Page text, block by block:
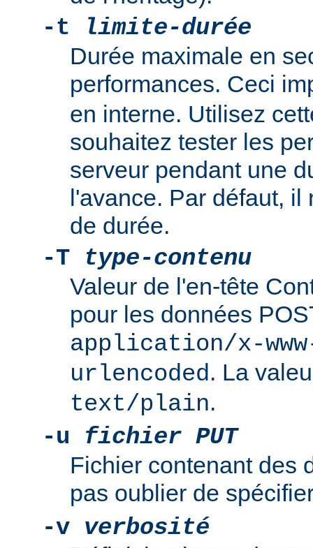
-t
limite-durée
Durée maximale en
performances. Ceci
en interne. Utilisez
souhaitez tester les
serveur pendant une
l'avance. Par défaut, il
de durée.
-T
type-contenu
Valeur de l'en-tête
pour les données
application/x-
urlencoded. La
text/plain.
-u fichier PUT
Fichier contenant des
pas oublier de
-v verbosité